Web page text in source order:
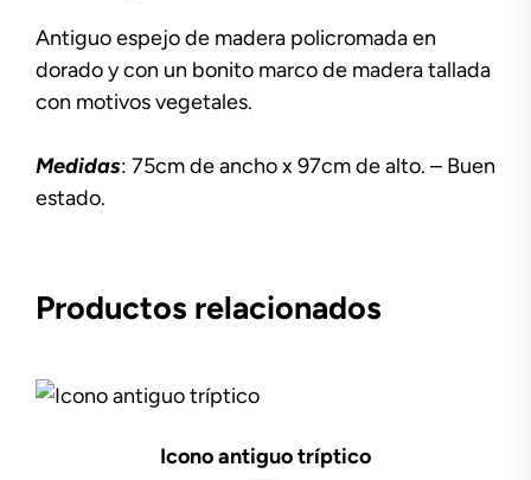
Antiguo espejo de madera policromada en
dorado y con un bonito marco de madera tallada
con motivos vegetales.
Medidas: 75cm de ancho x 97cm de alto. – Buen
estado.
Productos relacionados
Icono antiguo tríptico